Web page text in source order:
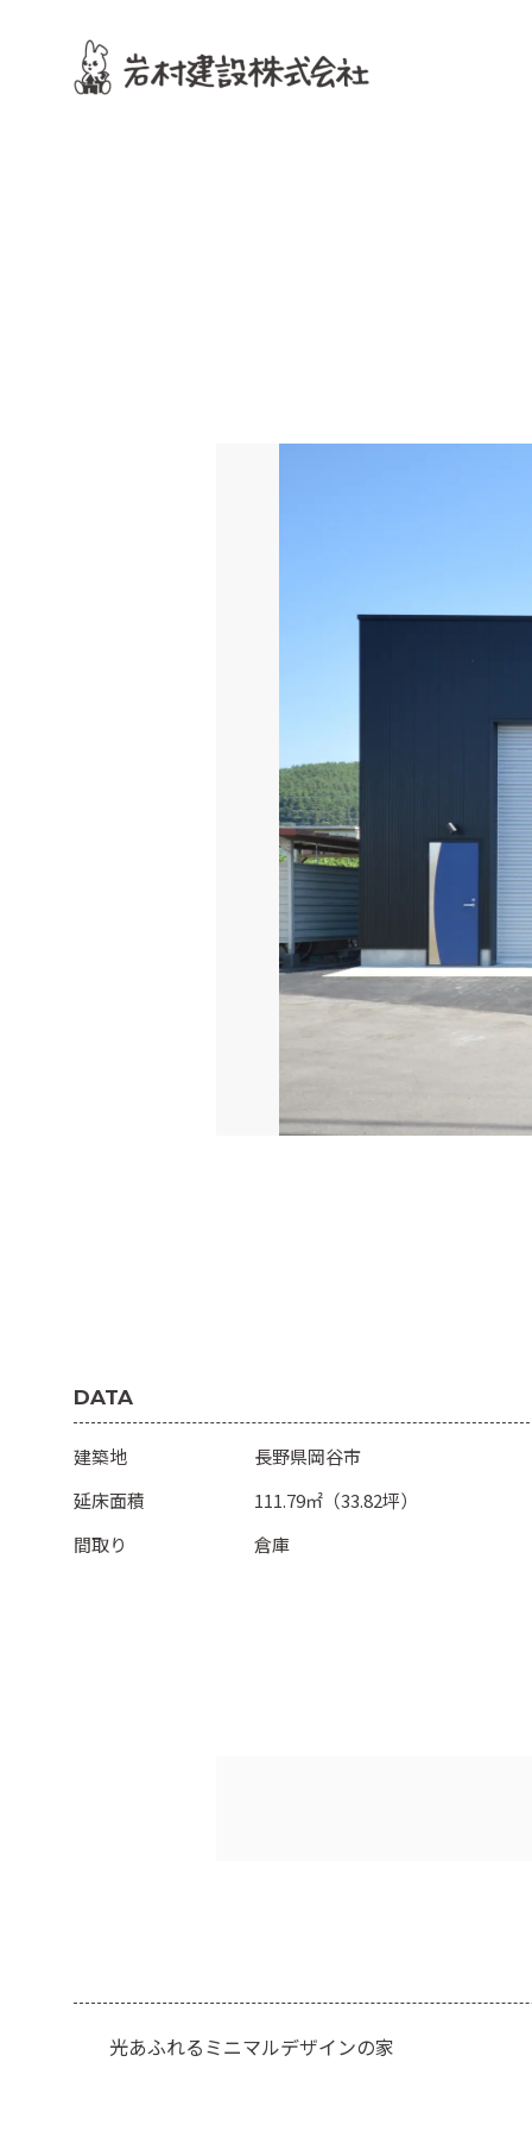
DATA
建築地
長野県岡谷市
延床面積
111.79㎡（33.82坪）
間取り
倉庫
光あふれるミニマルデザインの家